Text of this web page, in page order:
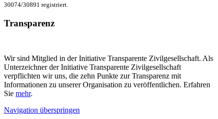
30074/30891 registriert.
Transparenz
Wir sind Mitglied in der Initiative Transparente Zivilgesellschaft. Als
Unterzeichner der Initiative Transparente Zivilgesellschaft
verpflichten wir uns, die zehn Punkte zur Transparenz mit
Informationen zu unserer Organisation zu veröffentlichen. Erfahren
Sie mehr.
Navigation überspringen